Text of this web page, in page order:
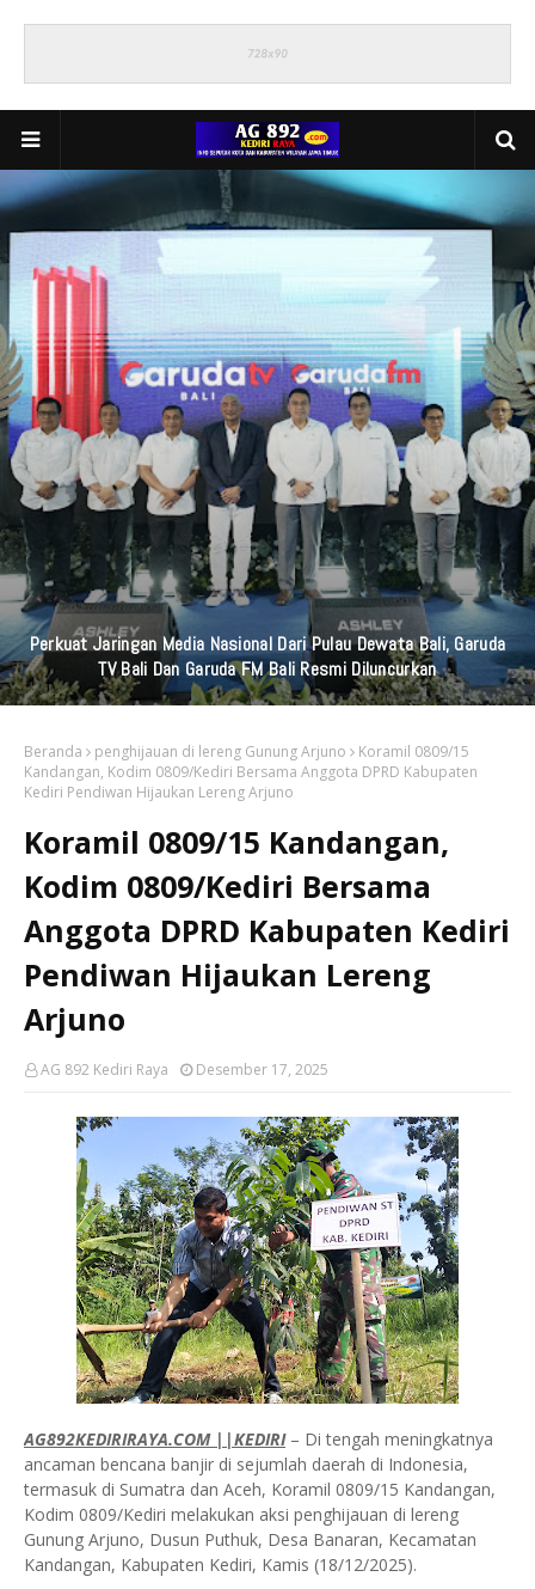
Perkuat Jaringan Media Nasional Dari Pulau Dewata Bali, Garuda
TV Bali Dan Garuda FM Bali Resmi Diluncurkan
Beranda penghijauan di lereng Gunung Arjuno
Koramil 0809/15
Kandangan, Kodim 0809/Kediri Bersama Anggota DPRD Kabupaten
Kediri Pendiwan Hijaukan Lereng Arjuno
Koramil 0809/15 Kandangan,
Kodim 0809/Kediri Bersama
Anggota DPRD Kabupaten Kediri
Pendiwan Hijaukan Lereng
Arjuno
AG 892 Kediri Raya Desember 17, 2025
AG892KEDIRIRAYA.COM ||KEDIRI– Di tengah meningkatnya
ancaman bencana banjir di sejumlah daerah di Indonesia,
termasuk di Sumatra dan Aceh, Koramil 0809/15 Kandangan,
Kodim 0809/Kediri melakukan aksi penghijauan di lereng
Gunung Arjuno, Dusun Puthuk, Desa Banaran, Kecamatan
Kandangan, Kabupaten Kediri, Kamis (18/12/2025).